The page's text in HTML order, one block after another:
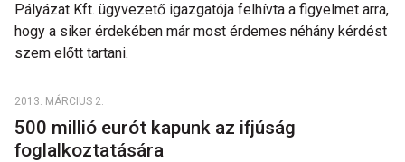
Pályázat Kft. ügyvezető igazgatója felhívta a figyelmet arra,
hogy a siker érdekében már most érdemes néhány kérdést
szem előtt tartani.
2013. MÁRCIUS 2.
500 millió eurót kapunk az ifjúság
foglalkoztatására